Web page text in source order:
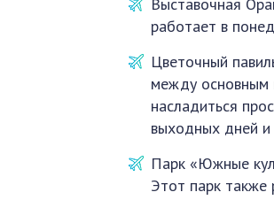
работает в
Цветочный
между основным
насладиться
выходных дней и
Парк «Южные
Этот парк также